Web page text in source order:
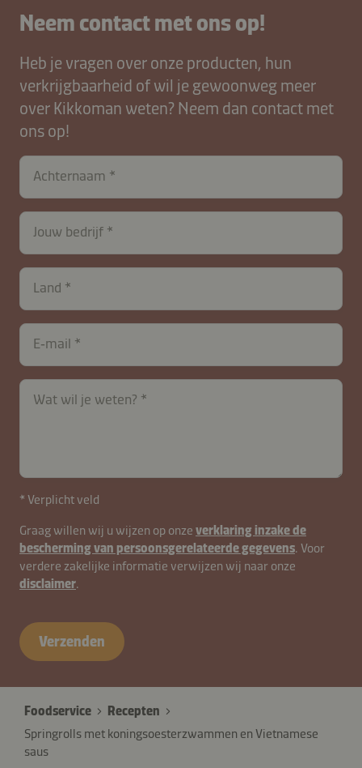
Neem contact met ons op!
Heb je vragen over onze producten, hun
verkrijgbaarheid of wil je gewoonweg meer
over Kikkoman weten? Neem dan contact met
ons op!
Achternaam
Jouw bedrijf
Land
E‑mail
Wat wil je weten?
* Verplicht veld
contactNL-
B2B-
26615-
qCESx5Ga4HNs7g1
Graag willen wij u wijzen op onze verklaring inzake de
bescherming van persoonsgerelateerde gegevens. Voor
verdere zakelijke informatie verwijzen wij naar onze
disclaimer.
Verzenden
Foodservice
Recepten
Springrolls met koningsoesterzwammen en Vietnamese
saus